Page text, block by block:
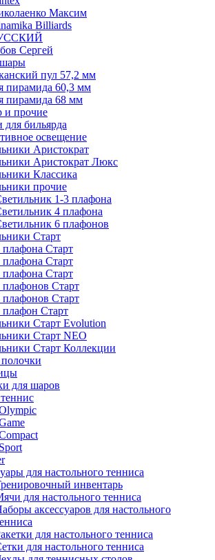
Максим
Billiards
Сергей
пул 57,2 мм
пирамида 60,3 мм
пирамида 68 мм
и прочие
бильярда
освещение
Аристократ
Аристократ Люкс
Классика
прочие
1-3 плафона
4 плафона
6 плафонов
Старт
плафона Старт
плафона Старт
плафона Старт
плафонов Старт
плафонов Старт
плафон Старт
Старт Evolution
Старт NEO
Старт Коллекции
для шаров
для настольного тенниса
инвентарь
для настольного тенниса
аксессуаров для настольного
для настольного тенниса
для настольного тенниса